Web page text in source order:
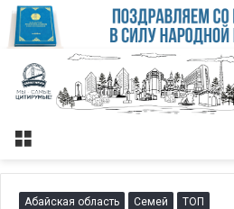
Меню
Абайская область Семей ТОП